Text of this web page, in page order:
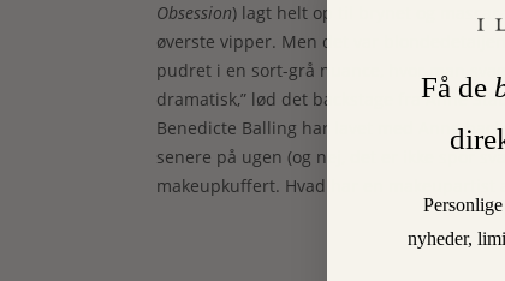
Obsession) lagt helt op til brynet og
øverste vipper. Men det var
pudret i en sort-grå nuance, hvor man
dramatisk,” lød det backstage fra Anne
Benedicte Balling har lavet med Anne
senere på ugen (og nej, det er ikke spor
makeupkuffert. Hvad har en makeupartist
Få de
nyheder,